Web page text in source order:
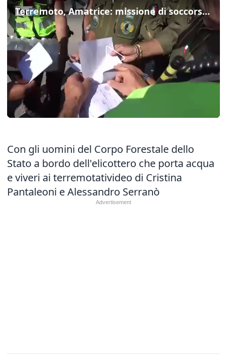
Terremoto, Amatrice: missione di soccorso sull'elicottero della Forestale
Con gli uomini del Corpo Forestale dello
Stato a bordo dell'elicottero che porta acqua
e viveri ai terremotativideo di Cristina
Pantaleoni e Alessandro Serranò